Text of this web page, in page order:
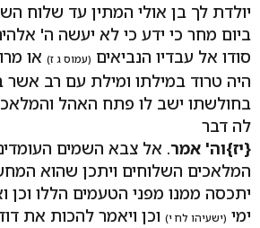
יולדת לך בן אולי המתין עד שלוח
ביום מחר כי ידע כי לא יעשה ה'
סודו אל עבדיו הנביאים (עמוס ג ז) או
היה טרוד במילתו ומילת עם רב אשר
בחולשתו ישב לו פתח האהל
לה דבר
{יז}וה' אמר. אל צבא השמים
המלאכים השלוחים ויתכן שהוא
יתכסה ממנו מפני הטעמים הללו וכן
ימי (ישעיהו לח י) וכן ויאמר להכות את